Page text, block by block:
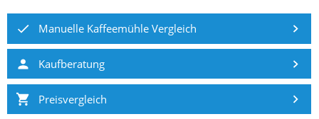
Manuelle Kaffeemühle Vergleich
Kaufberatung
Preisvergleich